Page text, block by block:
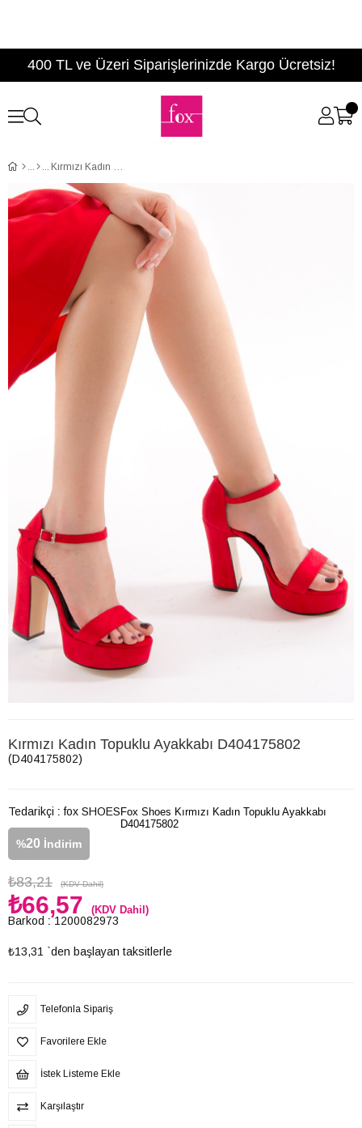
400 TL ve Üzeri Siparişlerinizde Kargo Ücretsiz!
Kırmızı Kadın Topuklu Ayakkabı D404175802
Kırmızı Kadın Topuklu Ayakkabı D404175802
(D404175802)
Tedarikçi : fox SHOES
%20 İndirim
₺83,21 (KDV Dahil)
₺66,57 (KDV Dahil)
Barkod : 1200082973
₺13,31 `den başlayan taksitlerle
Fox Shoes Kırmızı Kadın Topuklu Ayakkabı
D404175802
Telefonla Sipariş
Favorilere Ekle
İstek Listeme Ekle
Karşılaştır